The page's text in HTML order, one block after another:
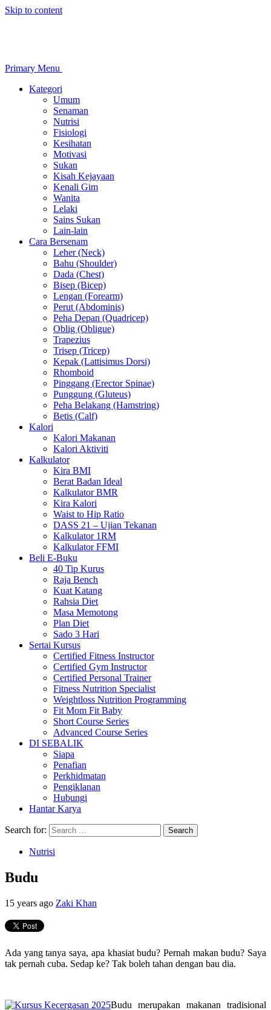
Skip to content
Primary Menu
Kategori
Umum
Senaman
Nutrisi
Fisiologi
Kesihatan
Motivasi
Sukan
Kisah Kejayaan
Kenali Gim
Wanita
Lelaki
Sains Sukan
Lain-lain
Cara Bersenam
Leher (Neck)
Bahu (Shoulder)
Dada (Chest)
Bisep (Bicep)
Lengan (Forearm)
Perut (Abdominis)
Peha Depan (Quadricep)
Oblig (Obligue)
Trapezius
Trisep (Tricep)
Kepak (Lattisimus Dorsi)
Rhomboid
Pinggang (Erector Spinae)
Punggung (Gluteus)
Peha Belakang (Hamstring)
Betis (Calf)
Kalori
Kalori Makanan
Kalori Aktiviti
Kalkulator
Kira BMI
Berat Badan Ideal
Kalkulator BMR
Kira Kalori
Waist to Hip Ratio
DASS 21 – Ujian Tekanan
Kalkulator 1RM
Kalkulator FFMI
Beli E-Buku
40 Tip Kurus
Raja Bench
Kuat Katang
Rahsia Diet
Masa Memotong
Plan Diet
Sado 3 Hari
Sertai Kursus
Certified Fitness Instructor
Certified Gym Instructor
Certified Personal Trainer
Fitness Nutrition Specialist
Weightloss Nutrition Programming
Fit Mom Fit Baby
Short Course Series
Advanced Course Series
DI SEBALIK
Siapa
Penafian
Perkhidmatan
Pengiklanan
Hubungi
Hantar Karya
Search for:
Nutrisi
Budu
15 years ago Zaki Khan
Ada yang tanya saya, apa khasiat budu? Pernah makan budu? Saya
tak pernah cuba. Sedap ke? Tak boleh tahan dengan bau dia.
Budu merupakan makanan tradisional